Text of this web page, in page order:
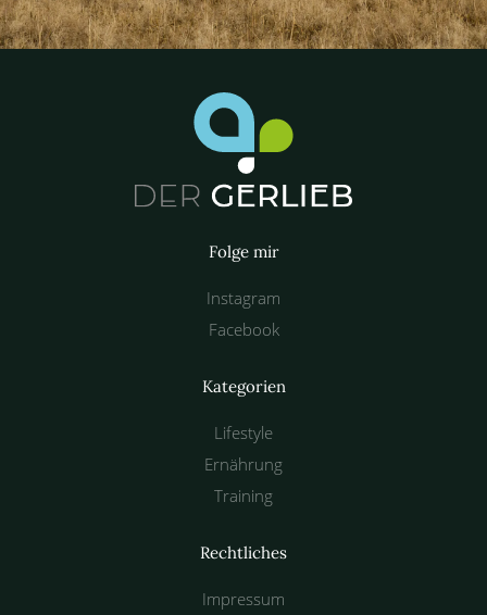
Folge mir
Instagram
Facebook
Kategorien
Lifestyle
Ernährung
Training
Rechtliches
Impressum